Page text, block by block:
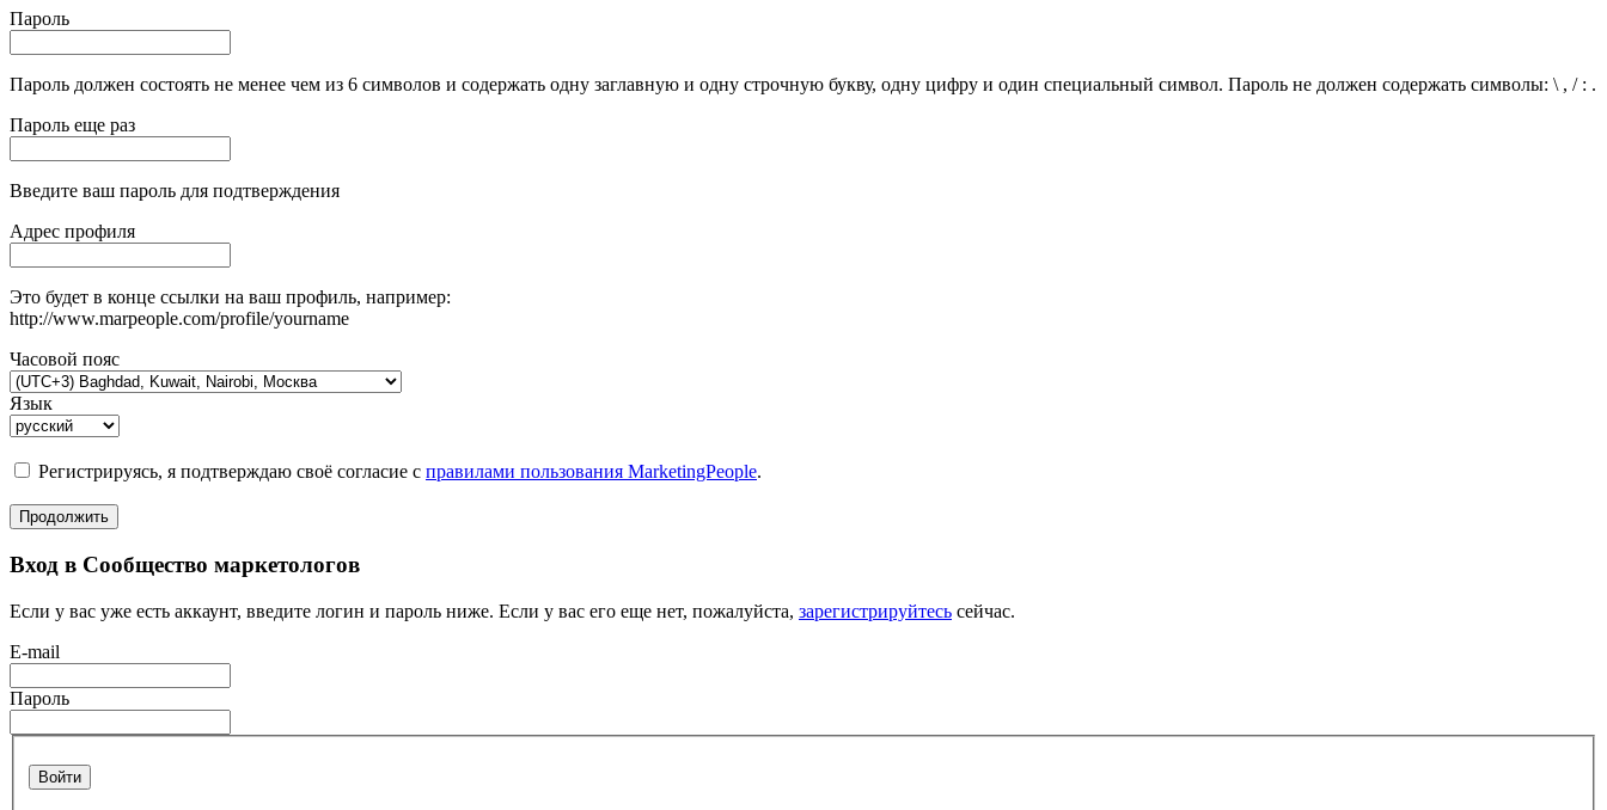
Пароль
Пароль должен состоять не менее чем из 6 символов и содержать одну заглавную и одну строчную букву, одну цифру и один специальный символ. Пароль не должен содержать символы: \ , / : .
Пароль еще раз
Введите ваш пароль для подтверждения
Адрес профиля
Это будет в конце ссылки на ваш профиль, например:
http://www.marpeople.com/profile/yourname
Часовой пояс
Язык
Регистрируясь, я подтверждаю своё согласие с правилами пользования MarketingPeople.
Продолжить
Вход в Сообщество маркетологов
Если у вас уже есть аккаунт, введите логин и пароль ниже. Если у вас его еще нет, пожалуйста, зарегистрируйтесь сейчас.
E-mail
Пароль
Войти